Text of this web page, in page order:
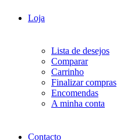
Loja
Lista de desejos
Comparar
Carrinho
Finalizar compras
Encomendas
A minha conta
Contacto